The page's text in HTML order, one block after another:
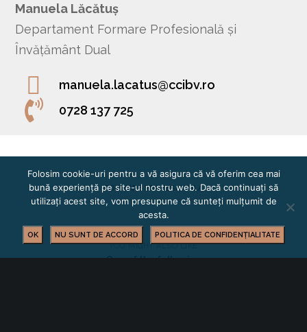
Manuela Lăcătuș
Departament Formare Profesională și
Învățământ Dual
manuela.lacatus@ccibv.ro
0728 137 725
FORMARE PROFESIONALĂ
YOU MIGHT ALSO LIKE
One of the following
Folosim cookie-uri pentru a vă asigura că vă oferim cea mai
bună experiență pe site-ul nostru web. Dacă continuați să
utilizați acest site, vom presupune că sunteți mulțumit de
acesta.
OK NU SUNT DE ACCORD POLITICA DE CONFIDENȚIALITATE